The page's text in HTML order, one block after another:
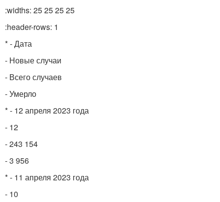
:widths: 25 25 25 25
:header-rows: 1
* - Дата
- Новые случаи
- Всего случаев
- Умерло
* - 12 апреля 2023 года
- 12
- 243 154
- 3 956
* - 11 апреля 2023 года
- 10